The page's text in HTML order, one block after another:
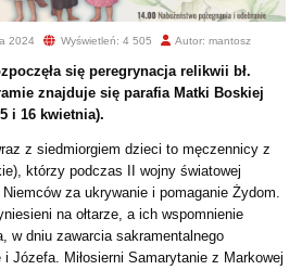
2024 Wyświetleń: 4 505 Autor: mantosz
się peregrynacja relikwii bł.
znajduje się parafia Matki Boskiej
i 16 kwietnia).
z siedmiorgiem dzieci to męczennicy z
którzy podczas II wojny światowej
za ukrywanie i pomaganie Żydom.
na ołtarze, a ich wspomnienie
w dniu zawarcia sakramentalnego
Józefa. Miłosierni Samarytanie z Markowej